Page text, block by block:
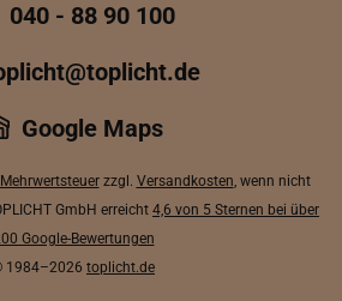
040 - 88 90 100
Google Maps
zzgl. Versandkosten, wenn nicht
GmbH erreicht 4,6 von 5 Sternen bei über
Google-Bewertungen
1984–2026 toplicht.de